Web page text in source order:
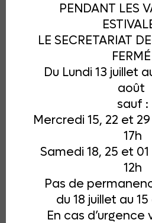
PENDANT LES
LE SECRETARIAT
FERMÉ
Du Lundi 13 juillet
août
sauf :
Mercredi 15, 22 et
17h
Samedi 18, 25 et
12h
Pas de
du 18 juillet au
En cas d’urgence